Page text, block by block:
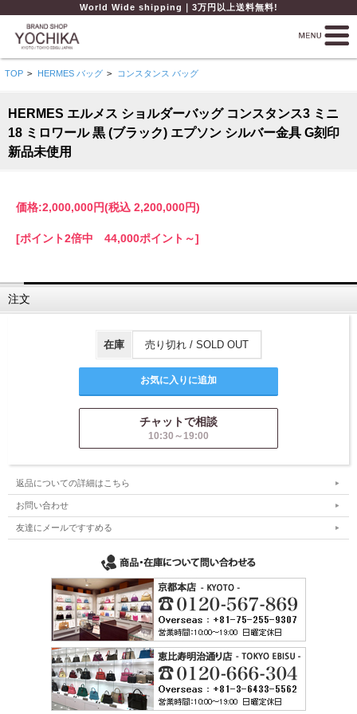
World Wide shipping｜3万円以上送料無料!
TOP > HERMES バッグ > コンスタンス バッグ
HERMES エルメス ショルダーバッグ コンスタンス3 ミニ
18 ミロワール 黒 (ブラック) エプソン シルバー金具 G刻印
新品未使用
価格:2,000,000円(税込 2,200,000円)
[ポイント2倍中 44,000ポイント～]
注文
在庫 売り切れ / SOLD OUT
チャットで相談
10:30～19:00
返品についての詳細はこちら
お問い合わせ
友達にメールですすめる